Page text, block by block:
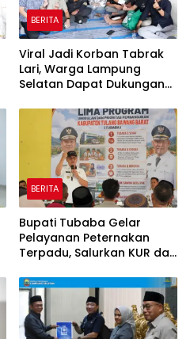
BERITA
Viral Jadi Korban Tabrak
Lari, Warga Lampung
Selatan Dapat Dukungan
Influencer
BERITA
Bupati Tubaba Gelar
Pelayanan Peternakan
Terpadu, Salurkan KUR dan
Ketenagakerjaan